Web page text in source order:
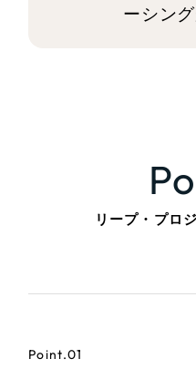
ブックマークした
ーシン
リープ・プロ
Point.01